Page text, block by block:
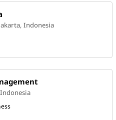
Indonesia